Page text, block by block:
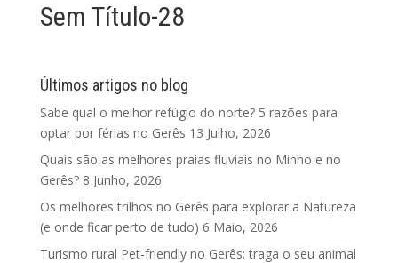
Sem Título-28
Últimos artigos no blog
Sabe qual o melhor refúgio do norte? 5 razões para
optar por férias no Gerês 13 Julho, 2026
Quais são as melhores praias fluviais no Minho e no
Gerês? 8 Junho, 2026
Os melhores trilhos no Gerês para explorar a Natureza
(e onde ficar perto de tudo) 6 Maio, 2026
Turismo rural Pet-friendly no Gerês: traga o seu animal